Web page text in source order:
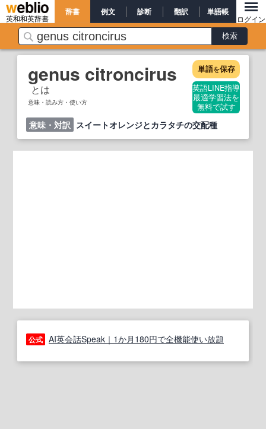
英和和英辞書
辞書 例文 診断 翻訳 単語帳
ログイン
genus citroncirus
とは
意味・読み方・使い方
単語を保存
英語LINE指導
最適学習法を
無料で試す
意味・対訳 スイートオレンジとカラタチの交配種
公式 AI英会話Speak｜1か月180円で全機能使い放題